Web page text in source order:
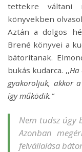
tettekre váltani
könyvekben
Aztán a dolgos
Brené könyvei a
bátorítanak.
bukás kudarca. ,,Ha
gyakoroljuk, akkor
így működik.”
Nem tudsz úgy
Azonban
felvállalása